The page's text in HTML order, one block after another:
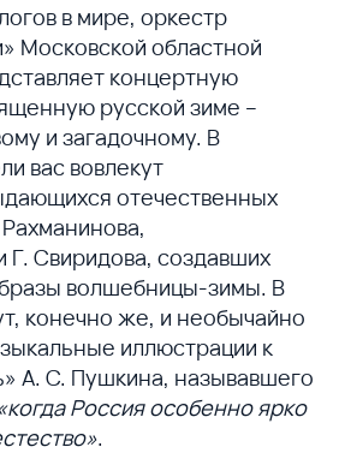
в мире, оркестр
Московской областной
концертную
русской зиме –
и загадочному. В
вас вовлекут
отечественных
Г. Свиридова, создавших
волшебницы-зимы. В
конечно же, и необычайно
иллюстрации к
А. С. Пушкина, называвшего
Россия особенно ярко
.